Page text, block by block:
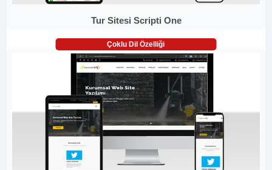
Tur Sitesi Scripti One
Çoklu Dil Özelliği